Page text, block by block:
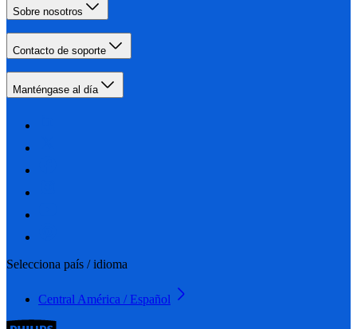
Sobre nosotros
Contacto de soporte
Manténgase al día
Selecciona país / idioma
Central América / Español